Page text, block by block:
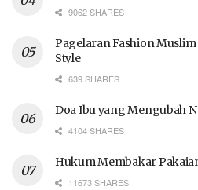
9062 SHARES
Pagelaran Fashion
Style
639 SHARES
Doa Ibu yang Mengubah
4104 SHARES
Hukum Membakar
11673 SHARES